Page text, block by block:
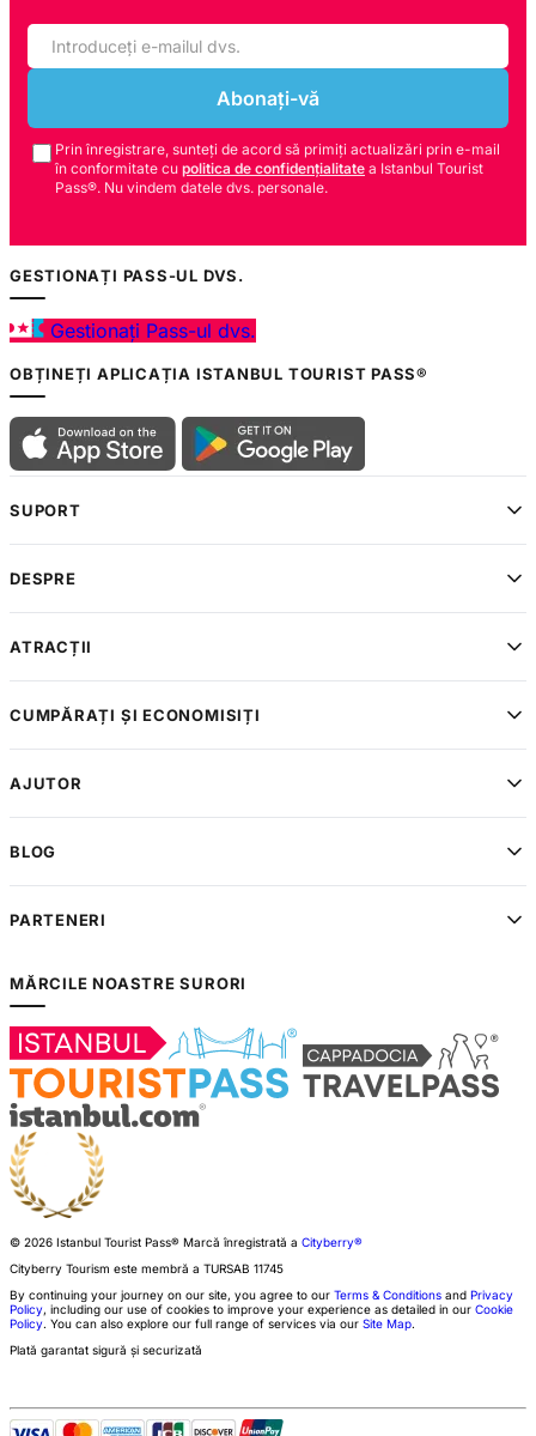
Abonați-vă
Prin înregistrare, sunteți de acord să primiți actualizări prin e-mail
în conformitate cu politica de confidențialitate a Istanbul Tourist
Pass®. Nu vindem datele dvs. personale.
GESTIONAȚI PASS-UL DVS.
Gestionați Pass-ul dvs.
OBȚINEȚI APLICAȚIA ISTANBUL TOURIST PASS®
SUPORT
DESPRE
ATRACȚII
CUMPĂRAȚI ȘI ECONOMISIȚI
AJUTOR
BLOG
PARTENERI
MĂRCILE NOASTRE SURORI
© 2026 Istanbul Tourist Pass® Marcă înregistrată a Cityberry®
Cityberry Tourism este membră a TURSAB 11745
By continuing your journey on our site, you agree to our Terms & Conditions and Privacy
Policy, including our use of cookies to improve your experience as detailed in our Cookie
Policy. You can also explore our full range of services via our Site Map.
Plată garantat sigură și securizată